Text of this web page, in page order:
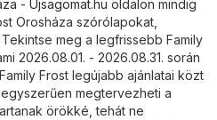
- Ujsagomat.hu oldalon mindig
Orosháza szórólapokat,
meg a legfrissebb Family
2026.08.01. - 2026.08.31. során
Frost legújabb ajánlatai közt
megtervezheti a
örökké, tehát ne